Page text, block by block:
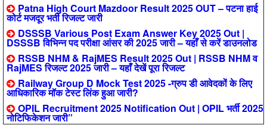
Patna High Court Mazdoor Result 2025 OUT – पटना हाई
कोर्ट मजदूर भर्ती रिजल्ट जारी
DSSSB Various Post Exam Answer Key 2025 Out |
DSSSB विभिन्न पद परीक्षा आंसर की 2025 जारी – यहाँ से करें डाउनलोड
RSSB NHM & RajMES Result 2025 Out | RSSB NHM व
RajMES रिजल्ट 2025 जारी – यहाँ देखें पूरा रिजल्ट
Railway Group D Mock Test 2025 -ग्रुप डी आवेदकों के लिए
आधिकारिक मॉक टेस्ट लिंक हुआ जारी?
OPIL Recruitment 2025 Notification Out | OPIL भर्ती 2025
नोटिफिकेशन जारी”